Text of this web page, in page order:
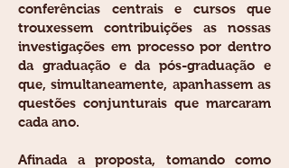
conferências centrais e cursos que
trouxessem contribuições as nossas
investigações em processo por dentro
da graduação e da pós-graduação e
que, simultaneamente, apanhassem as
questões conjunturais que marcaram
cada ano.
Afinada a proposta, tomando como